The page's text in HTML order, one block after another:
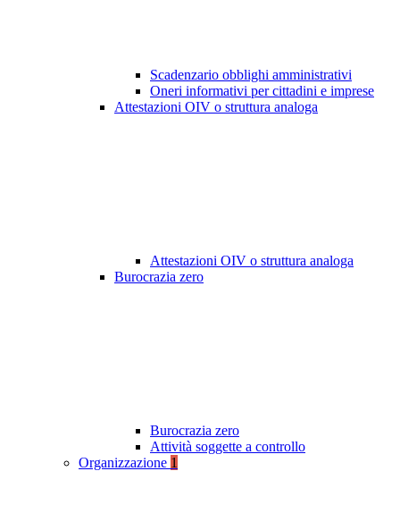
Scadenzario obblighi amministrativi
Oneri informativi per cittadini e imprese
Attestazioni OIV o struttura analoga
Attestazioni OIV o struttura analoga
Burocrazia zero
Burocrazia zero
Attività soggette a controllo
Organizzazione 1